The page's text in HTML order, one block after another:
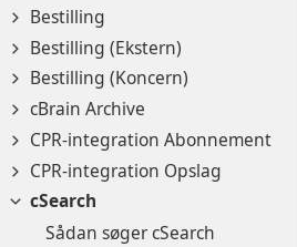
Bestilling
Bestilling (Ekstern)
Bestilling (Koncern)
cBrain Archive
CPR-integration Abonnement
CPR-integration Opslag
cSearch
Sådan søger cSearch